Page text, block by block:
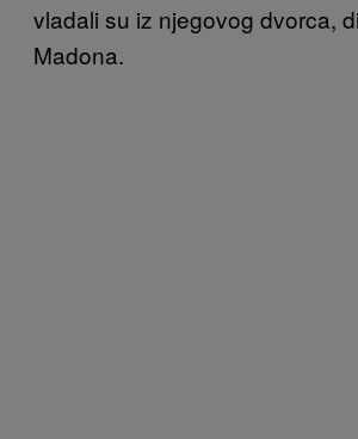
vladali su iz njegovog dvorca,
Madona.